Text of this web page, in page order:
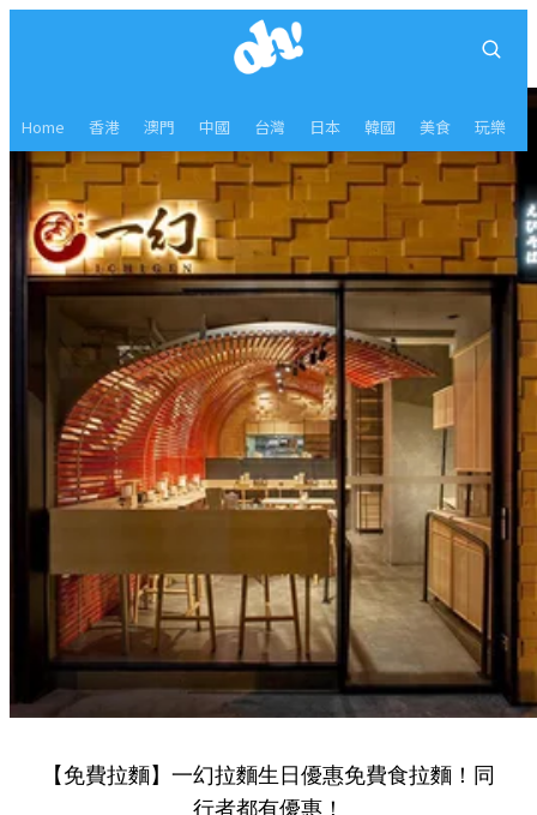
Home 香港 澳門 中國 台灣 日本 韓國 美食 玩樂
【免費拉麵】一幻拉麵生日優惠免費食拉麵！同
行者都有優惠！